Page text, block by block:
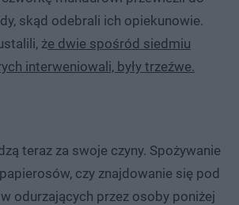
skąd odebrali ich opiekunowie.
że dwie spośród siedmiu
interweniowali, były trzeźwe.
teraz za swoje czyny. Spożywanie
czy znajdowanie się pod
odurzających przez osoby poniżej